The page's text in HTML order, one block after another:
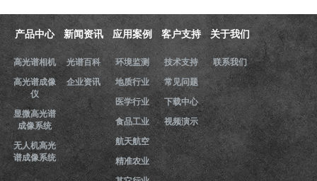
产品中心
高光谱相机
高光谱成像
仪
显微高光谱
成像系统
无人机高光
谱成像系统
新闻资讯
光谱百科
企业资讯
应用案例
环境监测
地质行业
医学行业
食品工业
航天航空
精准农业
客户支持
技术支持
常见问题
下载中心
视频演示
关于我们
联系我们